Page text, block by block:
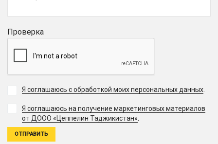
Проверка
Я соглашаюсь с обработкой моих персональных данных
Я соглашаюсь на получение маркетинговых материалов
от ДООО «Цеппелин Таджикистан».